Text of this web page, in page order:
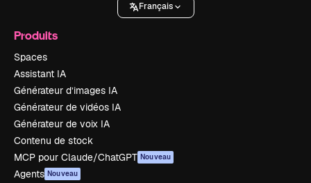
Français
Produits
Spaces
Assistant IA
Générateur d’images IA
Générateur de vidéos IA
Générateur de voix IA
Contenu de stock
MCP pour Claude/ChatGPT Nouveau
Agents Nouveau